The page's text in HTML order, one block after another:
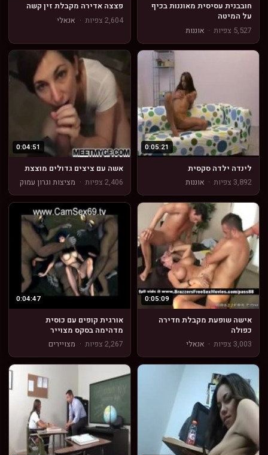
חובבנית עסיסית מאוננות בכיף
על המיטה
5,527 צפיות
· אוננות
פצצה אדירה מקבלת זין קשה
2,604 צפיות
· אנאלי
0:05:21
לינדה ילדה סקסית
3,892 צפיות
· אוננות
0:04:51
אשה עם ציצים גדולים מוצצת
2,406 צפיות
· מציצות וגרון עמוק
0:05:09
אישה שופעת מקבלת חדירה
כפולה
3,003 צפיות
· אנאלי
0:04:47
אורגית קופים עם כוסית
מדהימה בסקס מצוייר
2,267 צפיות
· מצויירים